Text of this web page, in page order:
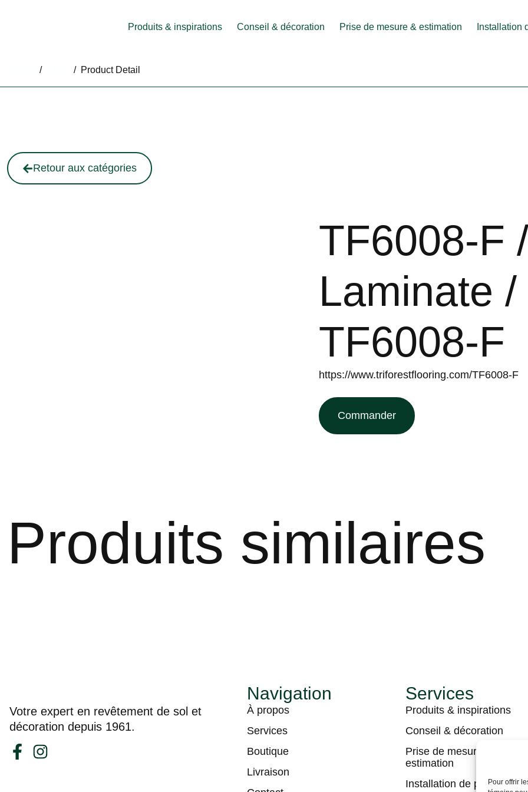
Pour offrir
Produits & inspirations Conseil & décoration Prise de mesure & estimation Installation
/ / Product Detail
Retour aux catégories
TF6008-F
Laminate
TF6008-F
https://www.triforestflooring.com/TF6008-F
Commander
Produits similaires
Votre expert en revêtement de sol et
décoration depuis 1961.
Navigation
À propos
Services
Boutique
Livraison
Services
Produits & inspirations
Conseil & décoration
Prise de mesures &
estimation
Installation de plancher